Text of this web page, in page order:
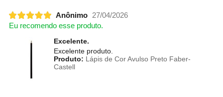
Anônimo
27/04/2026
Eu recomendo esse produto.
Excelente.
Excelente produto.
Produto: Lápis de Cor Avulso Preto Faber-
Castell